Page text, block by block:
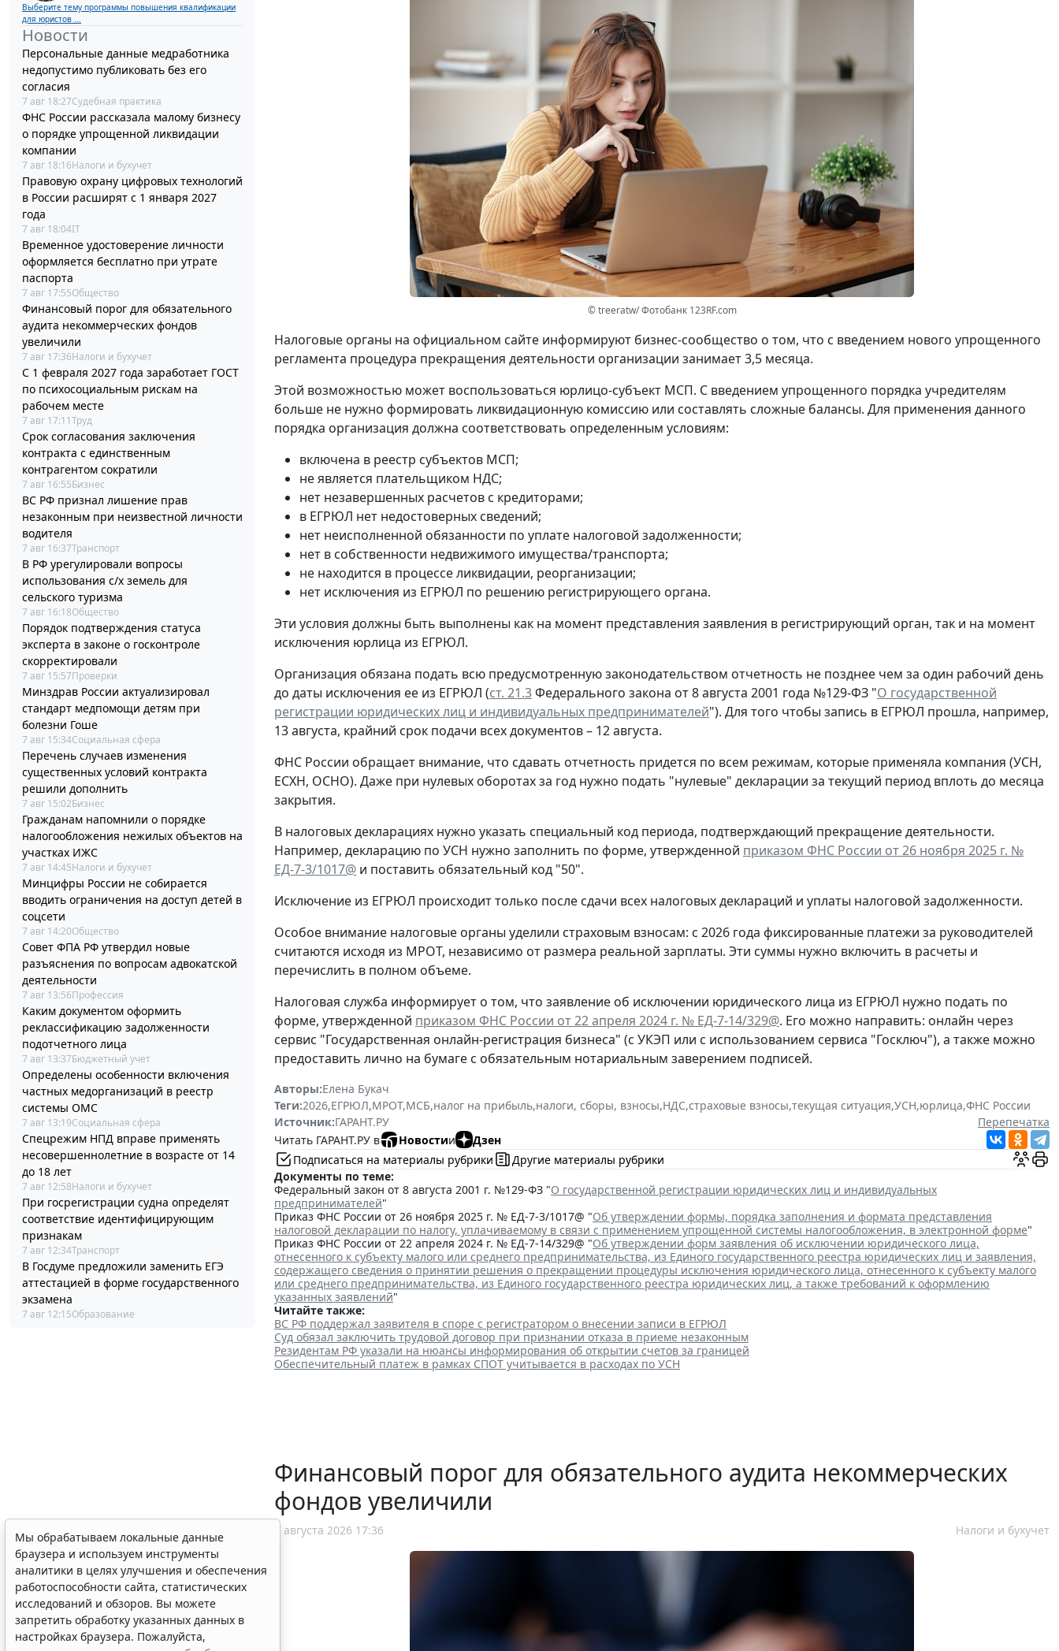
Выберите тему программы повышения квалификации
для юристов ...
Новости
Персональные данные медработника
недопустимо публиковать без его
согласия
7 авг 18:27Судебная практика
ФНС России рассказала малому бизнесу
о порядке упрощенной ликвидации
компании
7 авг 18:16Налоги и бухучет
Правовую охрану цифровых технологий
в России расширят с 1 января 2027
года
7 авг 18:04IT
Временное удостоверение личности
оформляется бесплатно при утрате
паспорта
7 авг 17:55Общество
Финансовый порог для обязательного
аудита некоммерческих фондов
увеличили
7 авг 17:36Налоги и бухучет
С 1 февраля 2027 года заработает ГОСТ
по психосоциальным рискам на
рабочем месте
7 авг 17:11Труд
Срок согласования заключения
контракта с единственным
контрагентом сократили
7 авг 16:55Бизнес
ВС РФ признал лишение прав
незаконным при неизвестной личности
водителя
7 авг 16:37Транспорт
В РФ урегулировали вопросы
использования с/х земель для
сельского туризма
7 авг 16:18Общество
Порядок подтверждения статуса
эксперта в законе о госконтроле
скорректировали
7 авг 15:57Проверки
Минздрав России актуализировал
стандарт медпомощи детям при
болезни Гоше
7 авг 15:34Социальная сфера
Перечень случаев изменения
существенных условий контракта
решили дополнить
7 авг 15:02Бизнес
Гражданам напомнили о порядке
налогообложения нежилых объектов на
участках ИЖС
7 авг 14:45Налоги и бухучет
Минцифры России не собирается
вводить ограничения на доступ детей в
соцсети
7 авг 14:20Общество
Совет ФПА РФ утвердил новые
разъяснения по вопросам адвокатской
деятельности
7 авг 13:56Профессия
Каким документом оформить
реклассификацию задолженности
подотчетного лица
7 авг 13:37Бюджетный учет
Определены особенности включения
частных медорганизаций в реестр
системы ОМС
7 авг 13:19Социальная сфера
Спецрежим НПД вправе применять
несовершеннолетние в возрасте от 14
до 18 лет
7 авг 12:58Налоги и бухучет
При госрегистрации судна определят
соответствие идентифицирующим
признакам
7 авг 12:34Транспорт
В Госдуме предложили заменить ЕГЭ
аттестацией в форме государственного
экзамена
7 авг 12:15Образование
© treeratw/ Фотобанк 123RF.com
Налоговые органы на официальном сайте информируют бизнес-сообщество о том, что с введением нового упрощенного
регламента процедура прекращения деятельности организации занимает 3,5 месяца.
Этой возможностью может воспользоваться юрлицо-субъект МСП. С введением упрощенного порядка учредителям
больше не нужно формировать ликвидационную комиссию или составлять сложные балансы. Для применения данного
порядка организация должна соответствовать определенным условиям:
включена в реестр субъектов МСП;
не является плательщиком НДС;
нет незавершенных расчетов с кредиторами;
в ЕГРЮЛ нет недостоверных сведений;
нет неисполненной обязанности по уплате налоговой задолженности;
нет в собственности недвижимого имущества/транспорта;
не находится в процессе ликвидации, реорганизации;
нет исключения из ЕГРЮЛ по решению регистрирующего органа.
Эти условия должны быть выполнены как на момент представления заявления в регистрирующий орган, так и на момент
исключения юрлица из ЕГРЮЛ.
Организация обязана подать всю предусмотренную законодательством отчетность не позднее чем за один рабочий день
до даты исключения ее из ЕГРЮЛ (ст. 21.3Федерального закона от 8 августа 2001 года №129-ФЗ "О государственной
регистрации юридических лиц и индивидуальных предпринимателей"). Для того чтобы запись в ЕГРЮЛ прошла, например,
13 августа, крайний срок подачи всех документов – 12 августа.
ФНС России обращает внимание, что сдавать отчетность придется по всем режимам, которые применяла компания (УСН,
ЕСХН, ОСНО). Даже при нулевых оборотах за год нужно подать "нулевые" декларации за текущий период вплоть до месяца
закрытия.
В налоговых декларациях нужно указать специальный код периода, подтверждающий прекращение деятельности.
Например, декларацию по УСН нужно заполнить по форме, утвержденной приказом ФНС России от 26 ноября 2025 г. №
ЕД-7-3/1017@ и поставить обязательный код "50".
Исключение из ЕГРЮЛ происходит только после сдачи всех налоговых деклараций и уплаты налоговой задолженности.
Особое внимание налоговые органы уделили страховым взносам: с 2026 года фиксированные платежи за руководителей
считаются исходя из МРОТ, независимо от размера реальной зарплаты. Эти суммы нужно включить в расчеты и
перечислить в полном объеме.
Налоговая служба информирует о том, что заявление об исключении юридического лица из ЕГРЮЛ нужно подать по
форме, утвержденной приказом ФНС России от 22 апреля 2024 г. № ЕД-7-14/329@. Его можно направить: онлайн через
сервис "Государственная онлайн-регистрация бизнеса" (с УКЭП или с использованием сервиса "Госключ"), а также можно
предоставить лично на бумаге с обязательным нотариальным заверением подписей.
Авторы:Елена Букач
Теги:2026,ЕГРЮЛ,МРОТ,МСБ,налог на прибыль,налоги, сборы, взносы,НДС,страховые взносы,текущая ситуация,УСН,юрлица,ФНС России
Источник:ГАРАНТ.РУ
Перепечатка
Читать ГАРАНТ.РУ в
Новостии
Дзен
Подписаться на материалы рубрики
Другие материалы рубрики
Документы по теме:
Федеральный закон от 8 августа 2001 г. №129-ФЗ "О государственной регистрации юридических лиц и индивидуальных
предпринимателей"
Приказ ФНС России от 26 ноября 2025 г. № ЕД-7-3/1017@ "Об утверждении формы, порядка заполнения и формата представления
налоговой декларации по налогу, уплачиваемому в связи с применением упрощенной системы налогообложения, в электронной форме"
Приказ ФНС России от 22 апреля 2024 г. № ЕД-7-14/329@ "Об утверждении форм заявления об исключении юридического лица,
отнесенного к субъекту малого или среднего предпринимательства, из Единого государственного реестра юридических лиц и заявления,
содержащего сведения о принятии решения о прекращении процедуры исключения юридического лица, отнесенного к субъекту малого
или среднего предпринимательства, из Единого государственного реестра юридических лиц, а также требований к оформлению
указанных заявлений"
Читайте также:
ВС РФ поддержал заявителя в споре с регистратором о внесении записи в ЕГРЮЛ
Суд обязал заключить трудовой договор при признании отказа в приеме незаконным
Резидентам РФ указали на нюансы информирования об открытии счетов за границей
Обеспечительный платеж в рамках СПОТ учитывается в расходах по УСН
Финансовый порог для обязательного аудита некоммерческих
фондов увеличили
7 августа 2026 17:36 Налоги и бухучет
Мы обрабатываем локальные данные
браузера и используем инструменты
аналитики в целях улучшения и обеспечения
работоспособности сайта, статистических
исследований и обзоров. Вы можете
запретить обработку указанных данных в
настройках браузера. Пожалуйста,